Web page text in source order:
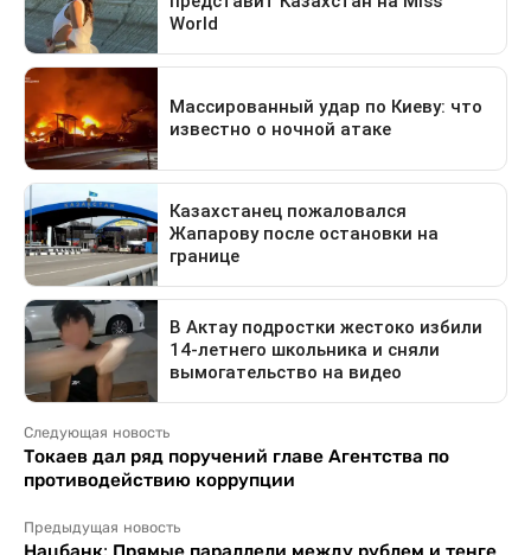
Следующая новость
Токаев дал ряд поручений главе Агентства по
противодействию коррупции
Предыдущая новость
Нацбанк: Прямые параллели между рублем и тенге